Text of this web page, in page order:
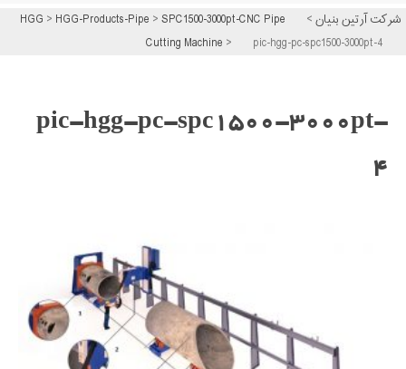
شرکت آرتین بنیان>
HGG > HGG-Products-Pipe >SPC1500-3000pt-CNC Pipe
Cutting Machine > pic-hgg-pc-spc1500-3000pt-4
pic-hgg-pc-spc1500-3000pt-
4